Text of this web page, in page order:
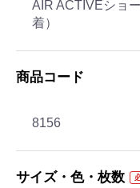
AIR ACTIVEショ
着）
商品コード
8156
サイズ・色・枚数